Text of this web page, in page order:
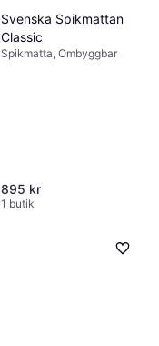
Svenska Spikmattan
Classic
Spikmatta, Ombyggbar
895 kr
1 butik